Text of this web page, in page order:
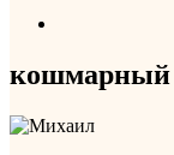
кошмарный